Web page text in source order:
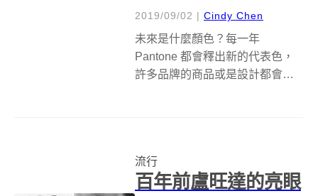
2019/09/02 | Cindy Chen
未來是什麼顏色？每一年
Pantone 都會釋出新的代表色，
許多品牌的商品或是設計都會以
與色彩指南 Coloro，合作的《...
流行
百年前盧旺達的亮眼